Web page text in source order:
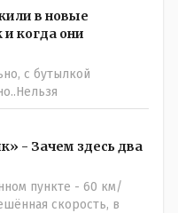
в новые
когда они
с бутылкой
- Зачем здесь два
пункте - 60 км/
скорость, в